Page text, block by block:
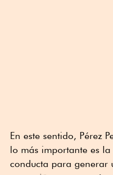
En este sentido, Pérez
lo más importante es
conducta para generar